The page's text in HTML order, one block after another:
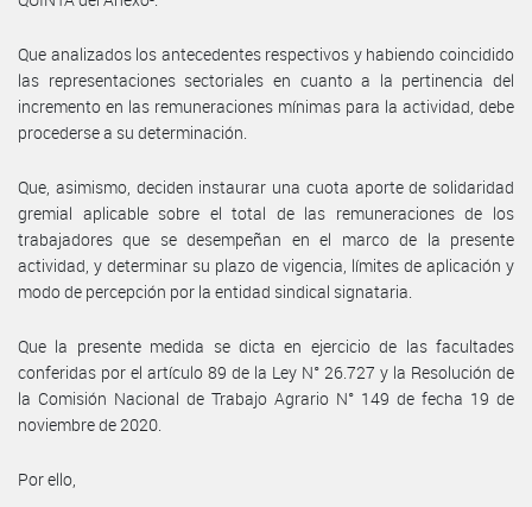
Que analizados los antecedentes respectivos y habiendo coincidido
las representaciones sectoriales en cuanto a la pertinencia del
incremento en las remuneraciones mínimas para la actividad, debe
procederse a su determinación.
Que, asimismo, deciden instaurar una cuota aporte de solidaridad
gremial aplicable sobre el total de las remuneraciones de los
trabajadores que se desempeñan en el marco de la presente
actividad, y determinar su plazo de vigencia, límites de aplicación y
modo de percepción por la entidad sindical signataria.
Que la presente medida se dicta en ejercicio de las facultades
conferidas por el artículo 89 de la Ley N° 26.727 y la Resolución de
la Comisión Nacional de Trabajo Agrario N° 149 de fecha 19 de
noviembre de 2020.
Por ello,